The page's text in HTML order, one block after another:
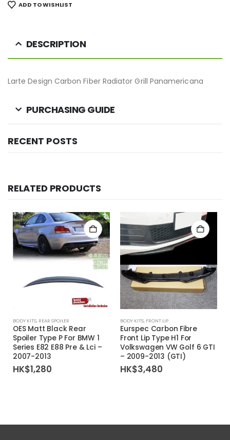
ADD TO WISHLIST
DESCRIPTION
Larte Design Carbon Fiber Radiator Grill Panamericana
PURCHASING GUIDE
RECENT POSTS
RELATED PRODUCTS
BODY KITS, REAR SPOILER
OES Matt Black Rear
Spoiler Type P For BMW 1
Series E82 E88 Pre & Lci –
2007-2013
HK$1,280
BODY KITS, FRONT LIP
Eurspec Carbon Fibre
Front Lip Type H1 For
Volkswagen VW Golf 6 GTI
– 2009-2013 (GTI)
HK$3,480